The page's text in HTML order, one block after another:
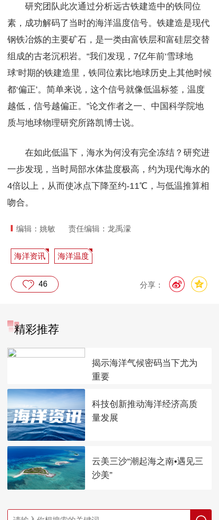
研究团队此次通过分析远古铁建造中的铁同位
素，成功解码了当时的海洋温度信号。铁建造是现代
钢铁冶炼的主要矿石，是一类由富铁层和富硅层交替
组成的古老沉积岩。“我们发现，7亿年前‘雪球地
球’时期的铁建造里，铁同位素比地球历史上其他时候
都‘偏正’。简单来说，这个信号就像低温标签，温度
越低，信号越偏正。”论文作者之一、中国科学院地
质与地球物理研究所路凯博士说。
在如此低温下，海水为何没有完全冻结？研究进
一步发现，当时局部水体盐度极高，约为现代海水的
4倍以上，从而使冰点下降至约-11℃，与低温推算相
吻合。
编辑：姚敏 责任编辑：龙禹濛
海洋资讯 海洋温度
分享：
46
精彩推荐
揭示海洋气候密码当下尤为
重要
科技创新推动海洋经济高质
量发展
云美三沙“潮起海之南•遇见三
沙美”